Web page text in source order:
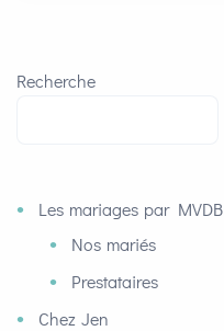
Recherche
Les mariages par MVDB
Nos mariés
Prestataires
Chez Jen